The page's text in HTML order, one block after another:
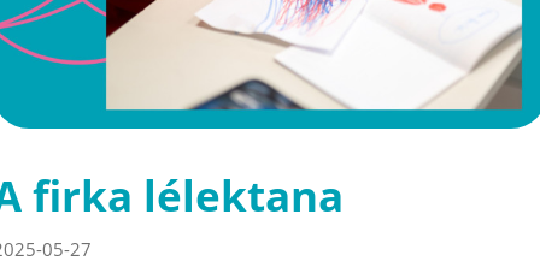
firka lélektana
05-27